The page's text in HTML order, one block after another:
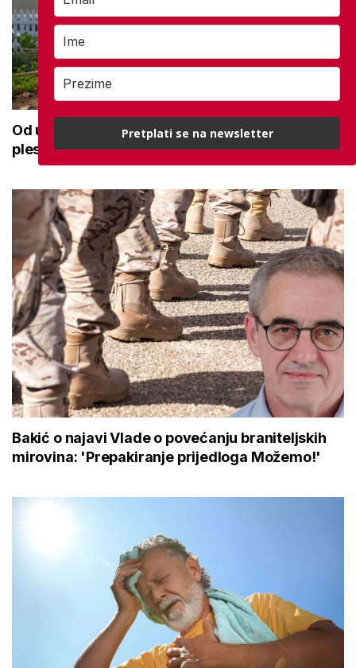
Od učenja o internet bankarstvu do vrtlarenja i
plesa: 'Da starije osobe ne ostavimo same'
Bakić o najavi Vlade o povećanju braniteljskih
mirovina: 'Prepakiranje prijedloga Možemo!'
Pretplati se na newsletter